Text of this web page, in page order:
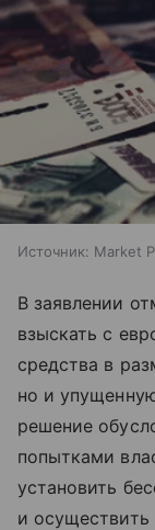
Источник: Market
В заявлении
взыскать с
средства в
но и
решение
попытками
установить
и осуществить